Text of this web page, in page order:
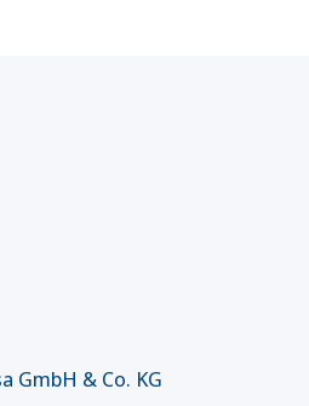
GmbH & Co. KG